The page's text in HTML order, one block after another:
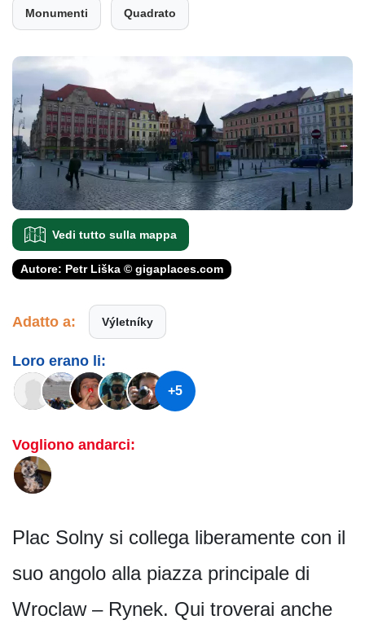
Monumenti Quadrato
Vedi tutto sulla mappa
Autore: Petr Liška © gigaplaces.com
Adatto a: Výletníky
Loro erano li:
+5
Vogliono andarci:
Plac Solny si collega liberamente con il
suo angolo alla piazza principale di
Wroclaw – Rynek. Qui troverai anche